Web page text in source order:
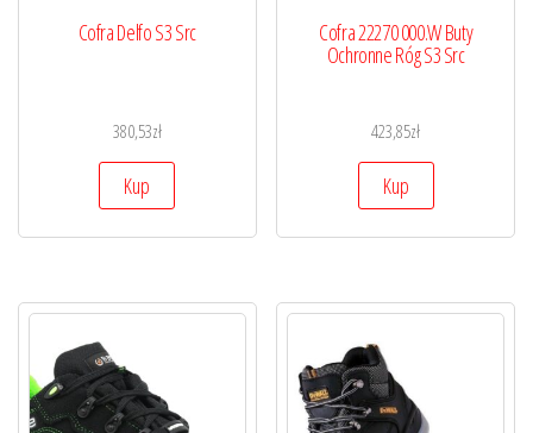
Cofra Delfo S3 Src
380,53zł
Kup
Cofra 22270 000.W Buty
Ochronne Róg S3 Src
423,85zł
Kup